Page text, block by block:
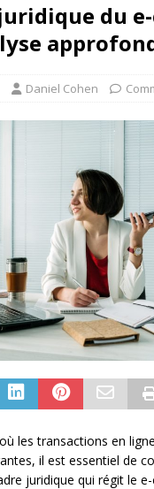
du
Daniel Cohen
les transactions en
il est essentiel de
juridique qui régit le